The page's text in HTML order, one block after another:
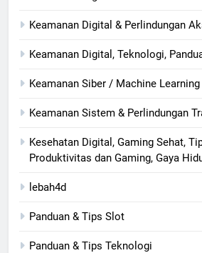
Keamanan Digital & Perlindungan
Keamanan Digital, Teknologi,
Keamanan Siber / Machine
Keamanan Sistem & Perlindungan
Kesehatan Digital, Gaming Sehat,
Produktivitas dan Gaming, Gaya
lebah4d
Panduan & Tips Slot
Panduan & Tips Teknologi